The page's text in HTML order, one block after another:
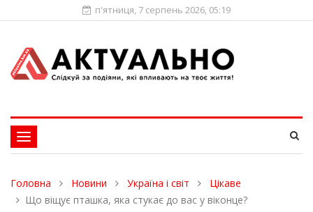
п'ятниця, 7 серпень 2026, 05:19
Toggle
navigation
Головна Новини Україна і світ
Цікаве
Що віщує пташка, яка стукає до вас у віконце?